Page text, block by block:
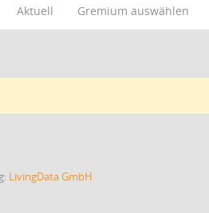
Aktuell Gremium auswählen
LivingData GmbH